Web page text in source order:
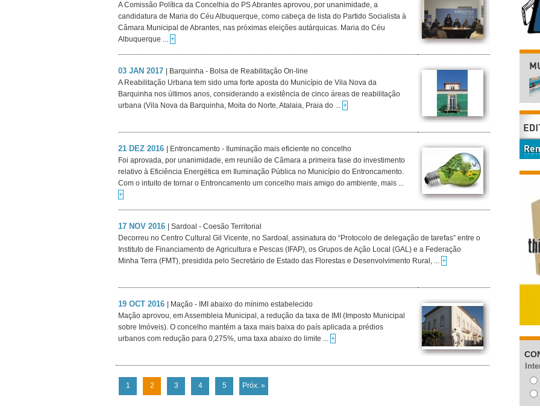
A Comissão Política da Concelhia do PS Abrantes aprovou, por unanimidade, a
candidatura de Maria do Céu Albuquerque, como cabeça de lista do Partido Socialista à
Câmara Municipal de Abrantes, nas próximas eleições autárquicas. Maria do Céu
Albuquerque ... +
03 JAN 2017
| Barquinha - Bolsa de Reabilitação On-line
A Reabilitação Urbana tem sido uma forte aposta do Município de Vila Nova da
Barquinha nos últimos anos, considerando a existência de cinco áreas de reabilitação
urbana (Vila Nova da Barquinha, Moita do Norte, Atalaia, Praia do ... +
21 DEZ 2016
| Entroncamento - Iluminação mais eficiente no concelho
Foi aprovada, por unanimidade, em reunião de Câmara a primeira fase do investimento
relativo à Eficiência Energética em Iluminação Pública no Município do Entroncamento.
Com o intuito de tornar o Entroncamento um concelho mais amigo do ambiente, mais ...
+
17 NOV 2016
| Sardoal - Coesão Territorial
Decorreu no Centro Cultural Gil Vicente, no Sardoal, assinatura do “Protocolo de delegação de tarefas” entre o
Instituto de Financiamento de Agricultura e Pescas (IFAP), os Grupos de Ação Local (GAL) e a Federação
Minha Terra (FMT), presidida pelo Secretário de Estado das Florestas e Desenvolvimento Rural, ... +
19 OCT 2016
| Mação - IMI abaixo do mínimo estabelecido
Mação aprovou, em Assembleia Municipal, a redução da taxa de IMI (Imposto Municipal
sobre Imóveis). O concelho mantém a taxa mais baixa do país aplicada a prédios
urbanos com redução para 0,275%, uma taxa abaixo do limite ... +
1 2 3 4 5 Próx. »